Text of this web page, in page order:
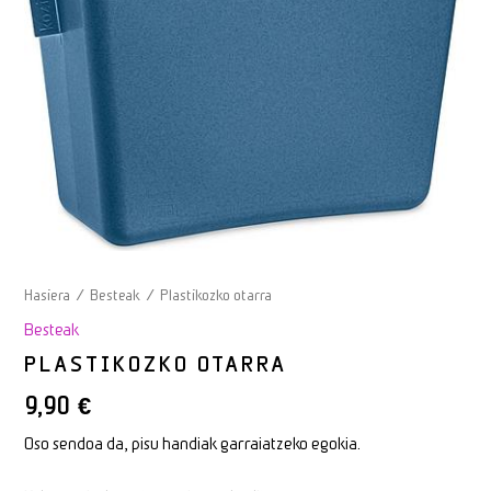
Hasiera / Besteak / Plastikozko otarra
Besteak
PLASTIKOZKO OTARRA
9,90€
Oso sendoa da, pisu handiak garraiatzeko egokia.